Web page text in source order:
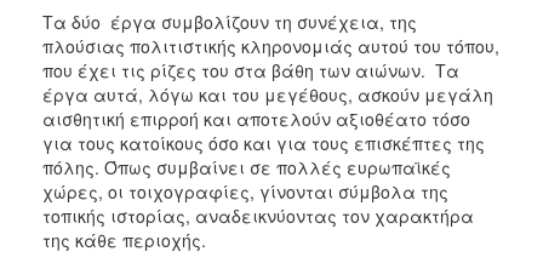
Τα δύο έργα συμβολίζουν τη συνέχεια, της
πλούσιας πολιτιστικής κληρονομιάς αυτού του τόπου,
που έχει τις ρίζες του στα βάθη των αιώνων. Τα
έργα αυτά, λόγω και του μεγέθους, ασκούν μεγάλη
αισθητική επιρροή και αποτελούν αξιοθέατο τόσο
για τους κατοίκους όσο και για τους επισκέπτες της
πόλης. Όπως συμβαίνει σε πολλές ευρωπαϊκές
χώρες, οι τοιχογραφίες, γίνονται σύμβολα της
τοπικής ιστορίας, αναδεικνύοντας τον χαρακτήρα
της κάθε περιοχής.